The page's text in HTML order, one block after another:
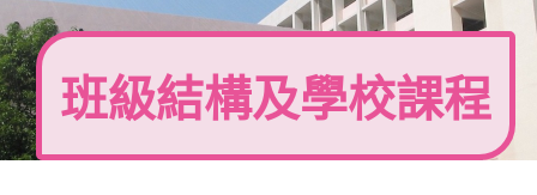
班級結構及學校課程